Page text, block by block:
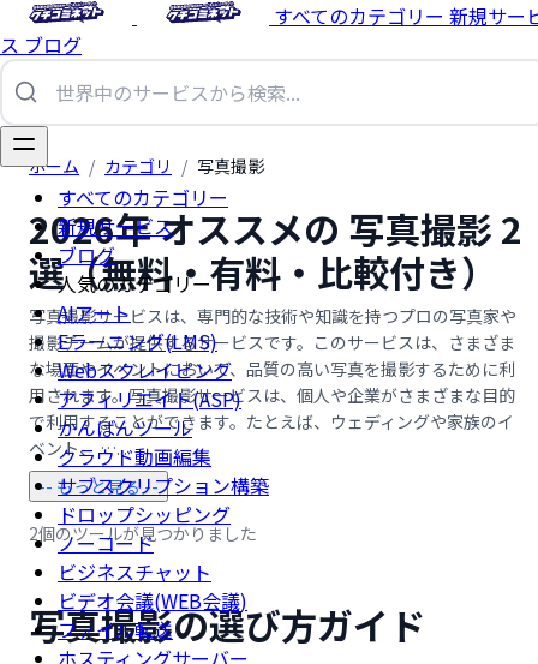
すべてのカテゴリー 新規サー
ス ブログ
すべてのカテゴリー
新規サービス
ブログ
人気のカテゴリー
AIアート
Eラーニング(LMS)
Webスクレイピング
アフィリエイト(ASP)
かんばんツール
クラウド動画編集
サブスクリプション構築
ドロップシッピング
ノーコード
ビジネスチャット
ビデオ会議(WEB会議)
ファイル転送
ホスティングサーバー
ホーム / カテゴリ / 写真撮影
2026年 オススメの 写真撮影 2
選（無料・有料・比較付き）
写真撮影サービスは、専門的な技術や知識を持つプロの写真家や
撮影チームが提供するサービスです。このサービスは、さまざま
な場面やイベントにおいて、品質の高い写真を撮影するために利
用されます。写真撮影サービスは、個人や企業がさまざまな目的
で利用することができます。たとえば、ウェディングや家族のイ
ベント、 …...
-- もっと見る --
2個のツールが見つかりました
写真撮影の選び方ガイド